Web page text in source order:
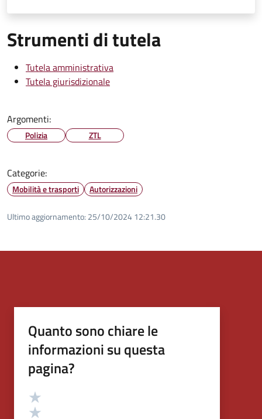
Strumenti di tutela
Tutela amministrativa
Tutela giurisdizionale
Argomenti:
Polizia ZTL
Categorie:
Mobilità e trasporti Autorizzazioni
Ultimo aggiornamento: 25/10/2024 12:21.30
Quanto sono chiare le
informazioni su questa
pagina?
Valutazione